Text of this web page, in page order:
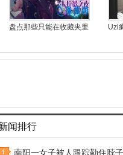
盘点那些只能在收藏夹里 Uzi
闻排行
南阳一女子被人跟踪勒住脖